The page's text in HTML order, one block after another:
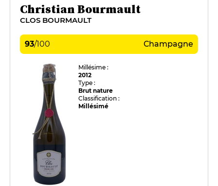
Christian Bourmault
CLOS BOURMAULT
93/100 Champagne
Millésime :
2012
Type :
Brut nature
Classification :
Millésimé